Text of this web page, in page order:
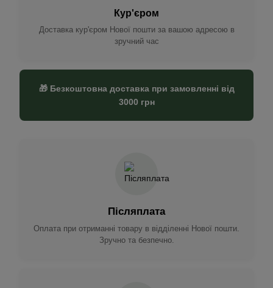
Кур'єром
Доставка кур'єром Нової пошти за вашою адресою в
зручний час
🎁 Безкоштовна доставка при замовленні від
3000 грн
Післяплата
Оплата при отриманні товару в відділенні Нової пошти.
Зручно та безпечно.